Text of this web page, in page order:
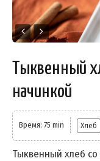
Тыквенный
начинкой
Время: 75 min Хлеб
Тыквенный хлеб